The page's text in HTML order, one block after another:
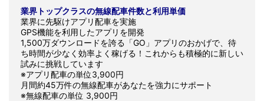
業界トップクラスの無線配車件数と利用単価
業界に先駆けアプリ配車を実施
GPS機能を利用したアプリを開発
1,500万ダウンロードを誇る「GO」アプリのおかげで、待
ち時間が少なく効率よく稼げる！これからも積極的に新しい
試みに挑戦しています
※アプリ配車の単位3,900円
月間約45万件の無線配車があなたを強力にサポート
※無線配車の単位 3,900円